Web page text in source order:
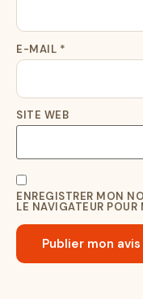
E-MAIL *
SITE WEB
ENREGISTRER MON
LE NAVIGATEUR